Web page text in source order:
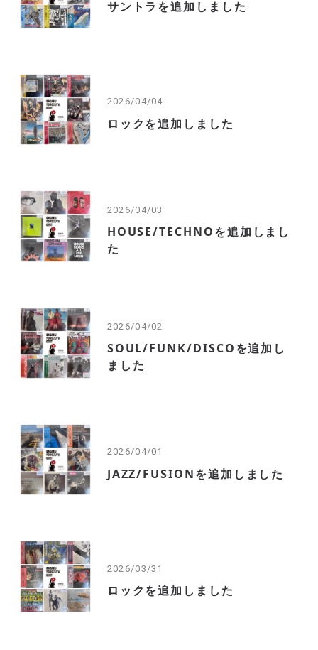
サントラを追加しました
2026/04/04
ロックを追加しました
2026/04/03
HOUSE/TECHNOを追加しまし
た
2026/04/02
SOUL/FUNK/DISCOを追加し
ました
2026/04/01
JAZZ/FUSIONを追加しました
2026/03/31
ロックを追加しました